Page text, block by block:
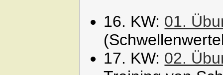
16. KW: 01.
17. KW: 02.